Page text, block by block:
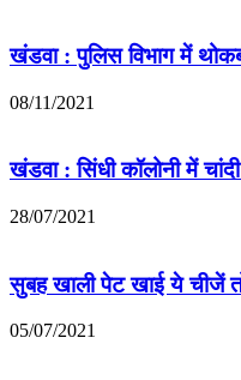
खंडवा : पुलिस विभाग में
08/11/2021
खंडवा : सिंधी कॉलोनी में
28/07/2021
सुबह खाली पेट खाई ये चीजें तो
05/07/2021